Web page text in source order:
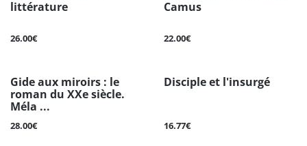
littérature
26.00€
Camus
22.00€
Gide aux miroirs : le
roman du XXe siècle.
Méla ...
28.00€
Disciple et l'insurgé
16.77€